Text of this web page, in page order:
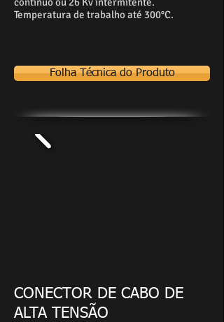
Temperatura de trabalho até 300°C.
Folha Técnica do Produto
CONECTOR DE CABO DE
ALTA TENSÃO